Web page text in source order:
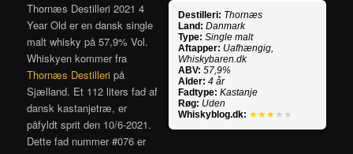
Destilleri: Thornæs
Land: Danmark
Type: Single malt
Aftapper: Uafhængig,
Whiskybaren.dk
ABV: 57,9%
Alder: 4 år
Fadtype: Kastanje
Røg: Uden
Whiskyblog.dk: ★★★ ★★
Thornæs Destilleri 2021 4
Year Old er en dansk single
malt whisky på 57,9% Vol.
Whiskyen kommer fra
Thornæs Destilleri på
Sjælland. Et 112 liters fad af
dansk kastanjetræ, er
påfyldt sprit den 10/6-2021.
Dette fad nummer #076 er